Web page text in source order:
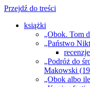
Przejdź do treści
książki
„Obok. Tom
„Państwo
„Podróż do
Makowski
„Obok albo